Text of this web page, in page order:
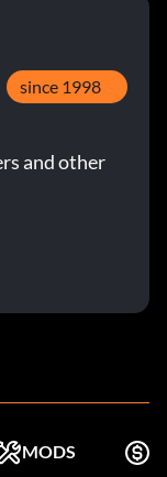
since 1998
and other
MODS